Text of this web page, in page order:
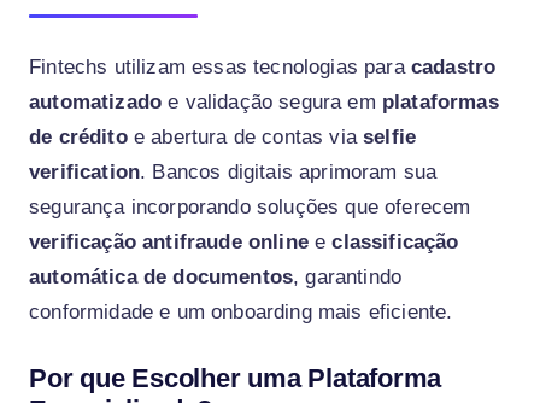
Fintechs utilizam essas tecnologias para cadastro
automatizado e validação segura em plataformas
de créditoe abertura de contas viaselfie
verification. Bancos digitais aprimoram sua
segurança incorporando soluções que oferecem
verificação antifraude onlineeclassificação
automática de documentos, garantindo
conformidade e um onboarding mais eficiente.
Por que Escolher uma Plataforma